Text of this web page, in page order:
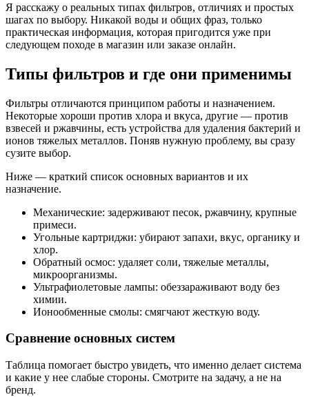
Я расскажу о реальных типах фильтров, отличиях и простых
шагах по выбору. Никакой воды и общих фраз, только
практическая информация, которая пригодится уже при
следующем походе в магазин или заказе онлайн.
Типы фильтров и где они применимы
Фильтры отличаются принципом работы и назначением.
Некоторые хороши против хлора и вкуса, другие — против
взвесей и ржавчины, есть устройства для удаления бактерий и
ионов тяжелых металлов. Поняв нужную проблему, вы сразу
сузите выбор.
Ниже — краткий список основных вариантов и их
назначение.
Механические: задерживают песок, ржавчину, крупные
примеси.
Угольные картриджи: убирают запахи, вкус, органику и
хлор.
Обратный осмос: удаляет соли, тяжелые металлы,
микроорганизмы.
Ультрафиолетовые лампы: обеззараживают воду без
химии.
Ионообменные смолы: смягчают жесткую воду.
Сравнение основных систем
Таблица помогает быстро увидеть, что именно делает система
и какие у нее слабые стороны. Смотрите на задачу, а не на
бренд.